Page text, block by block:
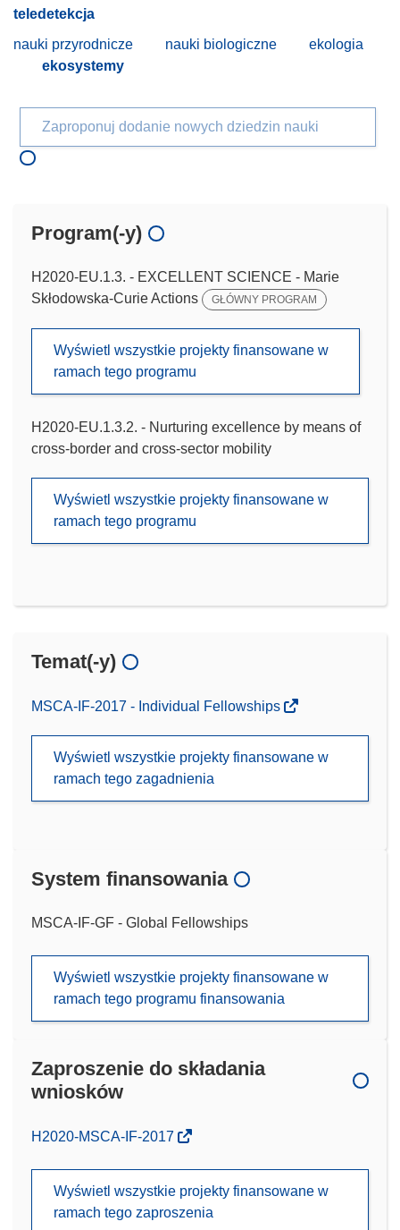
teledetekcja
nauki przyrodnicze
nauki biologiczne
ekologia
ekosystemy
Zaproponuj dodanie nowych dziedzin nauki
Program(-y)
H2020-EU.1.3. - EXCELLENT SCIENCE - Marie
Skłodowska-Curie Actions
GŁÓWNY PROGRAM
Wyświetl wszystkie projekty finansowane w
ramach tego programu
H2020-EU.1.3.2. - Nurturing excellence by means of
cross-border and cross-sector mobility
Wyświetl wszystkie projekty finansowane w
ramach tego programu
Temat(-y)
MSCA-IF-2017 - Individual Fellowships
Wyświetl wszystkie projekty finansowane w
ramach tego zagadnienia
System finansowania
MSCA-IF-GF - Global Fellowships
Wyświetl wszystkie projekty finansowane w
ramach tego programu finansowania
Zaproszenie do składania
wniosków
(odnośnik
nowym
H2020-MSCA-IF-2017
Wyświetl wszystkie projekty finansowane w
ramach tego zaproszenia